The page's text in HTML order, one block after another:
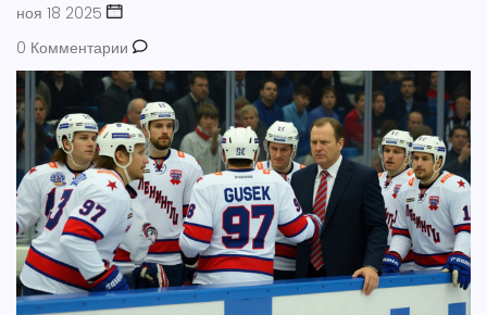
ноя 18 2025
0 Комментарии